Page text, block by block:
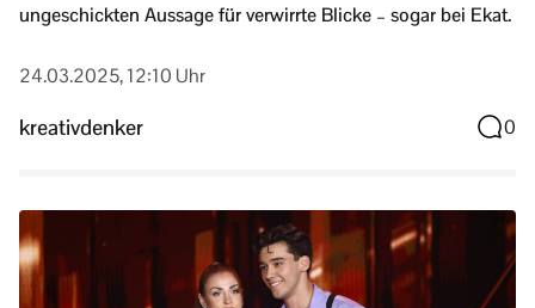
ungeschickten Aussage für verwirrte Blicke – sogar bei Ekat.
24.03.2025, 12:10 Uhr
kreativdenker 0